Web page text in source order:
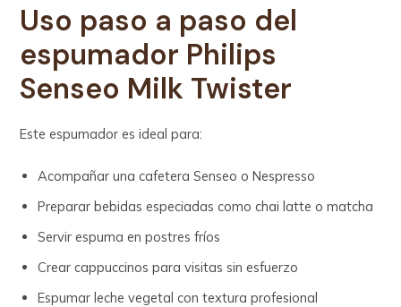
Uso paso a paso del
espumador Philips
Senseo Milk Twister
Este espumador es ideal para:
Acompañar una cafetera Senseo o Nespresso
Preparar bebidas especiadas como chai latte o matcha
Servir espuma en postres fríos
Crear cappuccinos para visitas sin esfuerzo
Espumar leche vegetal con textura profesional